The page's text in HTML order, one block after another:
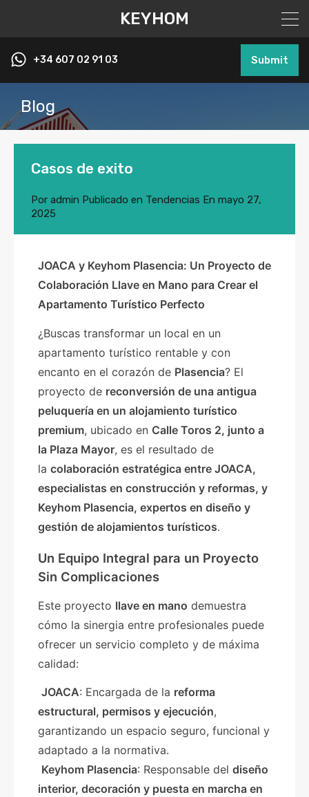
KEYHOM
+34 607 02 91 03 Submit
Blog
Casos de exito
Por admin Publicado en Tendencias En mayo 27,
2025
JOACA y Keyhom Plasencia: Un Proyecto de
Colaboración Llave en Mano para Crear el
Apartamento Turístico Perfecto
¿Buscas transformar un local en un
apartamento turístico rentable y con
encanto en el corazón de Plasencia? El
proyecto de reconversión de una antigua
peluquería en un alojamiento turístico
premium, ubicado en Calle Toros 2, junto a
la Plaza Mayor, es el resultado de
la colaboración estratégica entre JOACA,
especialistas en construcción y reformas, y
Keyhom Plasencia, expertos en diseño y
gestión de alojamientos turísticos.
Un Equipo Integral para un Proyecto
Sin Complicaciones
Este proyecto llave en mano demuestra
cómo la sinergia entre profesionales puede
ofrecer un servicio completo y de máxima
calidad:
JOACA: Encargada de la reforma
estructural, permisos y ejecución,
garantizando un espacio seguro, funcional y
adaptado a la normativa.
Keyhom Plasencia: Responsable del diseño
interior, decoración y puesta en marcha en